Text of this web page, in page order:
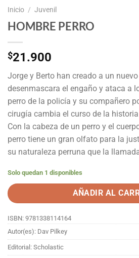
Inicio / Juvenil
HOMBRE PERRO
$21.900
Jorge y Berto han creado a un
desenmascara el engaño y ataca a
perro de la policía y su compañero
cirugía cambia el curso de la
Con la cabeza de un perro y el
perro tiene un gran olfato para la
su naturaleza perruna que la
Solo quedan 1 disponibles
AÑADIR AL
ISBN: 9781338114164
Autor(es): Dav Pilkey
Editorial: Scholastic